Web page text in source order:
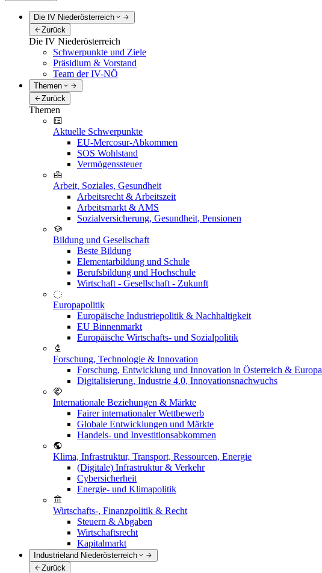
Die IV Niederösterreich
Zurück
Die IV Niederösterreich
Schwerpunkte und Ziele
Präsidium & Vorstand
Team der IV-NÖ
Themen
Zurück
Themen
Aktuelle Schwerpunkte
EU-Mercosur-Abkommen
SOS Wohlstand
Vermögenssteuer
Arbeit, Soziales, Gesundheit
Arbeitsrecht & Arbeitszeit
Arbeitsmarkt & AMS
Sozialversicherung, Gesundheit, Pensionen
Bildung und Gesellschaft
Beste Bildung
Elementarbildung und Schule
Berufsbildung und Hochschule
Wirtschaft - Gesellschaft - Zukunft
Europapolitik
Europäische Industriepolitik & Nachhaltigkeit
EU Binnenmarkt
Europäische Wirtschafts- und Sozialpolitik
Forschung, Technologie & Innovation
Forschung, Entwicklung und Innovation in Österreich & Europa
Digitalisierung, Industrie 4.0, Innovationsnachwuchs
Internationale Beziehungen & Märkte
Fairer internationaler Wettbewerb
Globale Entwicklungen und Märkte
Handels- und Investitionsabkommen
Klima, Infrastruktur, Transport, Ressourcen, Energie
(Digitale) Infrastruktur & Verkehr
Cybersicherheit
Energie- und Klimapolitik
Wirtschafts-, Finanzpolitik & Recht
Steuern & Abgaben
Wirtschaftsrecht
Kapitalmarkt
Industrieland Niederösterreich
Zurück